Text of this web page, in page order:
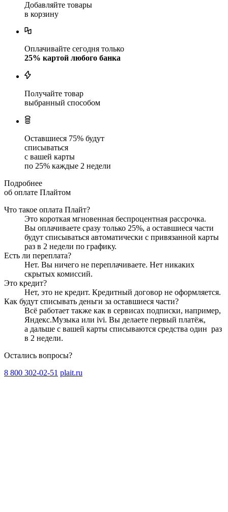
Добавляйте товары
в корзину
Оплачивайте сегодня только
25% картой любого банка
Получайте товар
выбранный способом
Оставшиеся 75% будут
списываться
с вашей карты
по 25% каждые 2 недели
Подробнее
об оплате Плайтом
Что такое оплата Плайт?
Это короткая мгновенная беспроцентная рассрочка.
Вы оплачиваете сразу только 25%, а оставшиеся части
будут списываться автоматически с привязанной карты
раз в 2 недели по графику.
Есть ли переплата?
Нет. Вы ничего не переплачиваете. Нет никаких
скрытых комиссий.
Это кредит?
Нет, это не кредит. Кредитный договор не оформляется.
Как будут списывать деньги за оставшиеся части?
Всё работает также как в сервисах подписки, например,
Яндекс.Музыка или ivi. Вы делаете первый платёж,
а дальше с вашей карты списываются средства один раз
в 2 недели.
Остались вопросы?
8 800 302-02-51 plait.ru